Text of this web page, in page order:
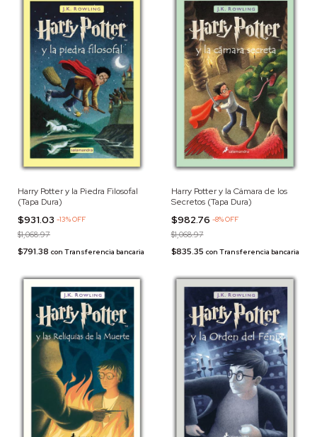
Harry Potter y la Piedra Filosofal
(Tapa Dura)
$931.03 -13%OFF
$1,068.97
$791.38 con Transferencia bancaria
Harry Potter y la Cámara de los
Secretos (Tapa Dura)
$982.76 -8%OFF
$1,068.97
$835.35 con Transferencia bancaria